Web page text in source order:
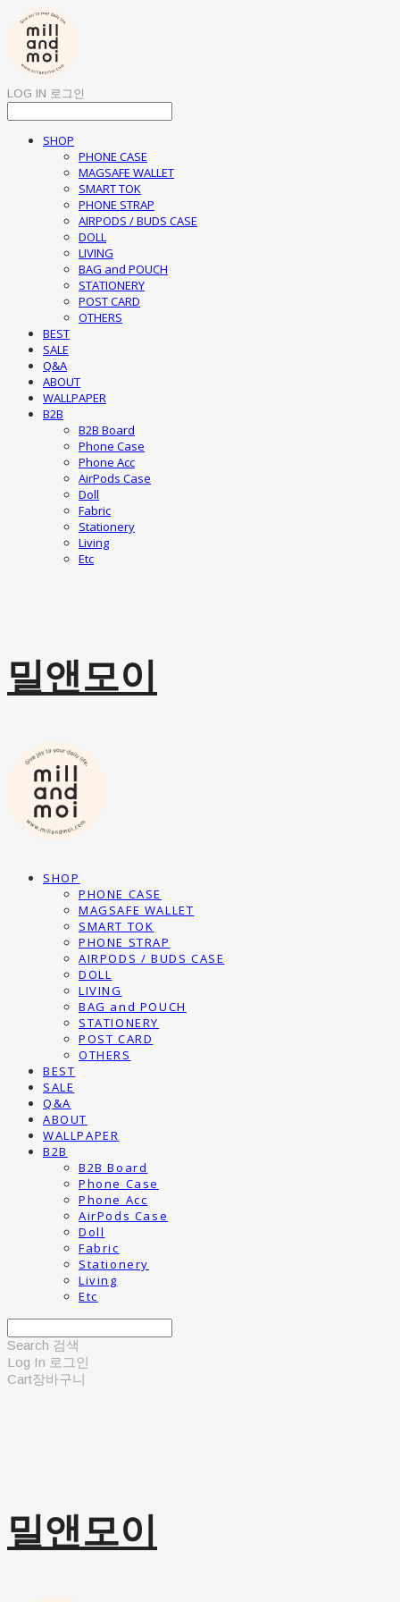
LOG IN 로그인
SHOP
PHONE CASE
MAGSAFE WALLET
SMART TOK
PHONE STRAP
AIRPODS / BUDS CASE
DOLL
LIVING
BAG and POUCH
STATIONERY
POST CARD
OTHERS
BEST
SALE
Q&A
ABOUT
WALLPAPER
B2B
B2B Board
Phone Case
Phone Acc
AirPods Case
Doll
Fabric
Stationery
Living
Etc
밀앤모이
SHOP
PHONE CASE
MAGSAFE WALLET
SMART TOK
PHONE STRAP
AIRPODS / BUDS CASE
DOLL
LIVING
BAG and POUCH
STATIONERY
POST CARD
OTHERS
BEST
SALE
Q&A
ABOUT
WALLPAPER
B2B
B2B Board
Phone Case
Phone Acc
AirPods Case
Doll
Fabric
Stationery
Living
Etc
Search 검색
Log In 로그인
Cart장바구니
밀앤모이